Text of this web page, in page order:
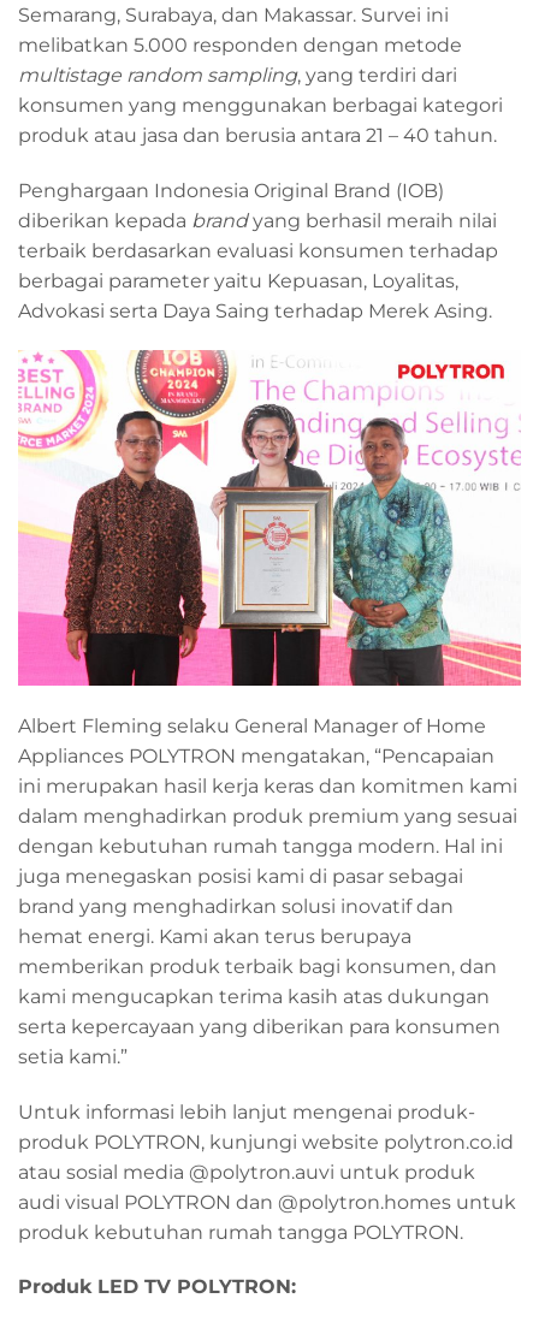
Semarang, Surabaya, dan Makassar. Survei ini
melibatkan 5.000 responden dengan metode
multistage random sampling, yang terdiri dari
konsumen yang menggunakan berbagai kategori
produk atau jasa dan berusia antara 21 – 40 tahun.
Penghargaan Indonesia Original Brand (IOB)
diberikan kepada brandyang berhasil meraih nilai
terbaik berdasarkan evaluasi konsumen terhadap
berbagai parameter yaitu Kepuasan, Loyalitas,
Advokasi serta Daya Saing terhadap Merek Asing.
Albert Fleming selaku General Manager of Home
Appliances POLYTRON mengatakan, “Pencapaian
ini merupakan hasil kerja keras dan komitmen kami
dalam menghadirkan produk premium yang sesuai
dengan kebutuhan rumah tangga modern. Hal ini
juga menegaskan posisi kami di pasar sebagai
brand yang menghadirkan solusi inovatif dan
hemat energi. Kami akan terus berupaya
memberikan produk terbaik bagi konsumen, dan
kami mengucapkan terima kasih atas dukungan
serta kepercayaan yang diberikan para konsumen
setia kami.”
Untuk informasi lebih lanjut mengenai produk-
produk POLYTRON, kunjungi website polytron.co.id
atau sosial media @polytron.auvi untuk produk
audi visual POLYTRON dan @polytron.homes untuk
produk kebutuhan rumah tangga POLYTRON.
Produk LED TV POLYTRON: